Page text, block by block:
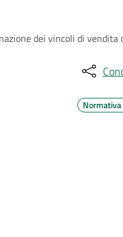
dei vincoli di vendita